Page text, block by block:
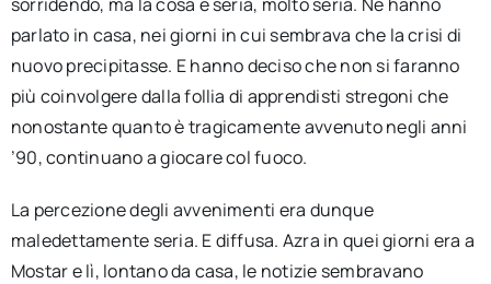
parlato in casa, nei giorni in cui sembrava che la crisi di
nuovo precipitasse. E hanno deciso che non si faranno
più coinvolgere dalla follia di apprendisti stregoni che
nonostante quanto è tragicamente avvenuto negli anni
’90, continuano a giocare col fuoco.
La percezione degli avvenimenti era dunque
maledettamente seria. E diffusa. Azra in quei giorni era a
Mostar e lì, lontano da casa, le notizie sembravano